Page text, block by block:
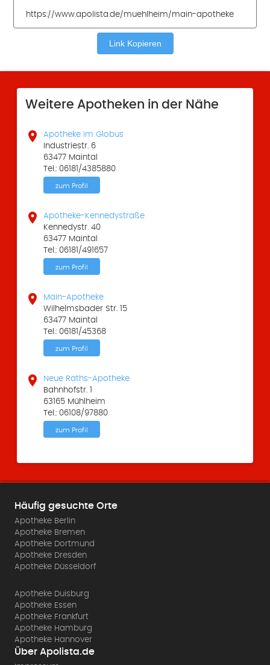
Link Kopieren
Weitere Apotheken in der Nähe

Apotheke im Globus
Industriestr. 6
63477 Maintal
Tel.: 06181/4385880
zum Profil

Apotheke-Kennedystraße
Kennedystr. 40
63477 Maintal
Tel.: 06181/491657
zum Profil

Main-Apotheke
Wilhelmsbader Str. 15
63477 Maintal
Tel.: 06181/45368
zum Profil

Neue Raths-Apotheke
Bahnhofstr. 1
63165 Mühlheim
Tel.: 06108/97880
zum Profil
Häufig gesuchte Orte
Apotheke Berlin
Apotheke Bremen
Apotheke Dortmund
Apotheke Dresden
Apotheke Düsseldorf
Apotheke Duisburg
Apotheke Essen
Apotheke Frankfurt
Apotheke Hamburg
Apotheke Hannover
Über Apolista.de